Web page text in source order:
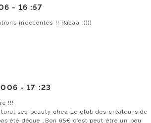
-16 :57
indécentes !! Rââââ :))))
-17 :23
!!!
sea beauty chez Le club des créateurs de
été déçue …Bon 65€ c’est peut être un peu